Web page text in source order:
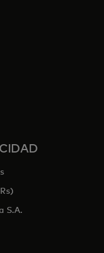
pestaña nueva
S.A.